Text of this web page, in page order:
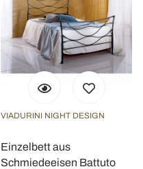
VIADURINI NIGHT DESIGN
Einzelbett aus
Schmiedeeisen Battuto